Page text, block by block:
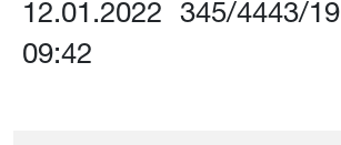
12.01.2022
09:42
345/4443/19